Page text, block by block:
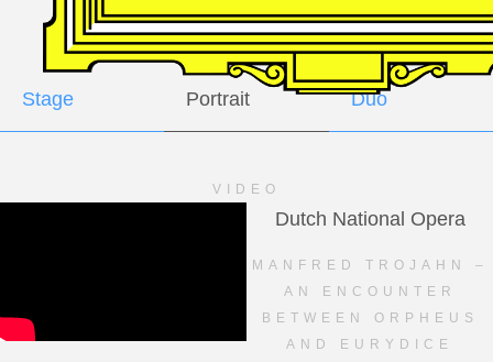
GALLERY
Stage Portrait Duo
VIDEO
Dutch National Opera
MANFRED TROJAHN –
AN ENCOUNTER
BETWEEN ORPHEUS
AND EURYDICE